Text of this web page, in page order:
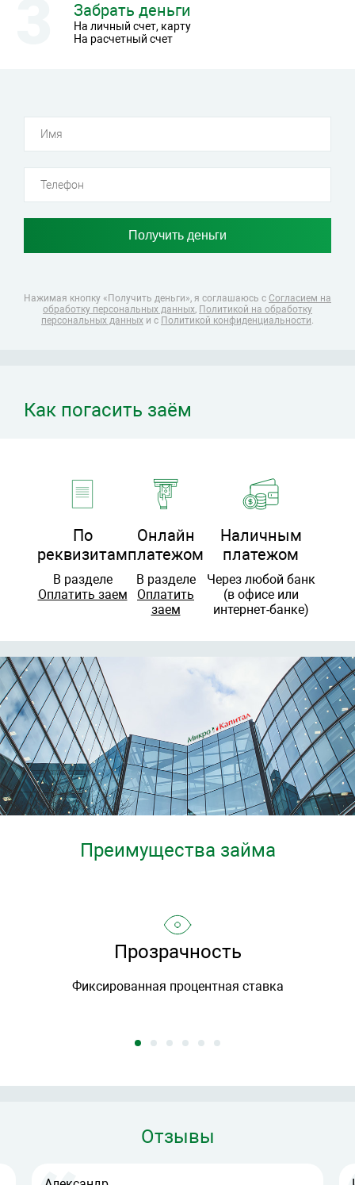
На личный счет, карту
На расчетный счет
Забрать деньги
Нажимая кнопку «Получить деньги», я соглашаюсь с Согласием на
обработку персональных данных, Политикой на обработку
персональных данных и с Политикой конфиденциальности.
Как погасить заём
По
реквизитам
В разделе
Оплатить заем
Онлайн
платежом
В разделе
Оплатить
заем
Наличным
платежом
Через любой банк
(в офисе или
интернет-банке)
Преимущества займа
Прозрачность
Фиксированная процентная ставка
Отзывы